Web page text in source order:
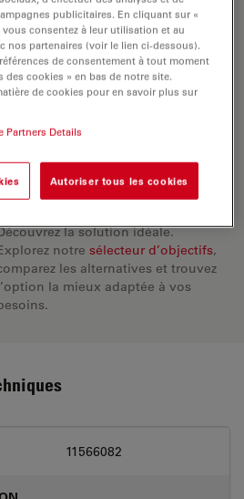
de 0,25mm. Pour une
de matériau à
avec un filetage d’objectif M25,
libre de 17,7 mm et un FN
la solution idéale.
notre sélecteur d’objectifs,
les alternatives et trouvez
la mieux adaptée à vos
11566082
publicitaires. En cliquant sur «
consentez à leur utilisation et au
nos partenaires (voir le lien ci-dessous).
de consentement à tout moment
des cookies » en bas de notre site.
de cookies pour en savoir plus sur
Partners Details
Autoriser tous les cookies